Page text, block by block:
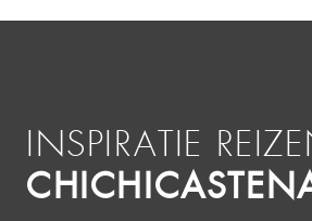
INSPIRATIE